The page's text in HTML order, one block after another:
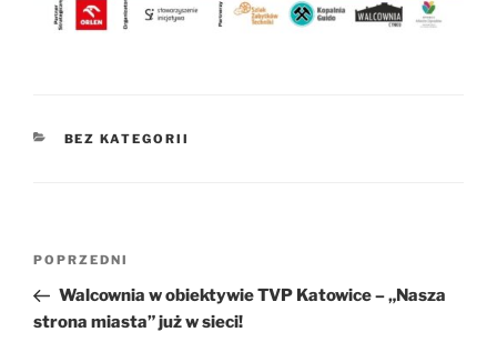
KATEGORIE
BEZ KATEGORII
Nawigacja
Poprzedni
wpis
POPRZEDNI
Walcownia w obiektywie TVP Katowice – „Nasza
strona miasta” już w sieci!